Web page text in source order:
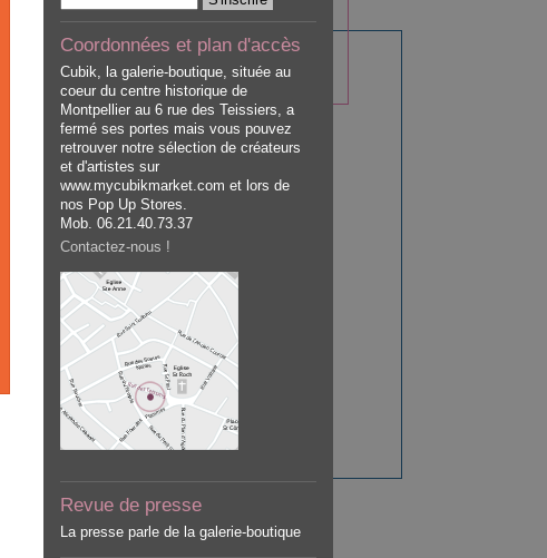
Coordonnées et plan d'accès
Cubik, la galerie-boutique, située au
coeur du centre historique de
Montpellier au 6 rue des Teissiers, a
fermé ses portes mais vous pouvez
retrouver notre sélection de créateurs
et d'artistes sur
www.mycubikmarket.com et lors de
nos Pop Up Stores.
Mob. 06.21.40.73.37
Contactez-nous !
Revue de presse
La presse parle de la galerie-boutique